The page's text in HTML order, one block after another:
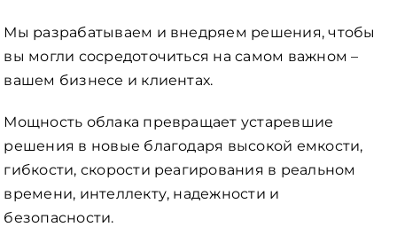
Мы разрабатываем и внедряем решения, чтобы
вы могли сосредоточиться на самом важном –
вашем бизнесе и клиентах.
Мощность облака превращает устаревшие
решения в новые благодаря высокой емкости,
гибкости, скорости реагирования в реальном
времени, интеллекту, надежности и
безопасности.